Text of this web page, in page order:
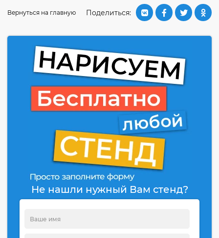
Поделиться:
Вернуться на главную
Не нашли нужный Вам стенд?